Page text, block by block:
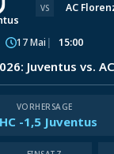
VS AC
17 Mai 15:00
Juventus vs.
VORHERSAGE
-1,5 Juventus